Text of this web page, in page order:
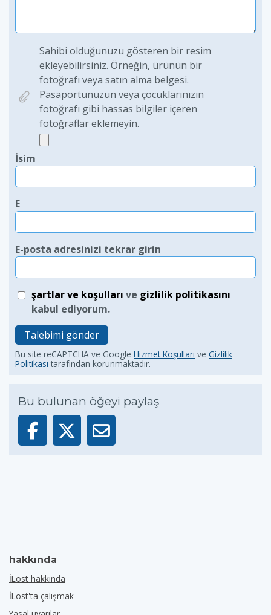
Sahibi olduğunuzu gösteren bir resim
ekleyebilirsiniz. Örneğin, ürünün bir
fotoğrafı veya satın alma belgesi.
Pasaportunuzun veya çocuklarınızın
fotoğrafı gibi hassas bilgiler içeren
fotoğraflar eklemeyin.
İsim
E
E-posta adresinizi tekrar girin
şartlar ve koşulları ve gizlilik politikasını
kabul ediyorum.
Talebimi gönder
Bu site reCAPTCHA ve Google Hizmet Koşulları ve Gizlilik
Politikası tarafından korunmaktadır.
Bu bulunan öğeyi paylaş
hakkında
İLost hakkında
İLost'ta çalışmak